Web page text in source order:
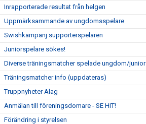
Inrapporterade resultat från helgen
Uppmärksammande av ungdomsspelare
Swishkampanj supporterspelaren
Juniorspelare sökes!
Diverse träningsmatcher spelade ungdom/junior
Träningsmatcher info (uppdateras)
Truppnyheter Alag
Anmälan till föreningsdomare - SE HIT!
Förändring i styrelsen